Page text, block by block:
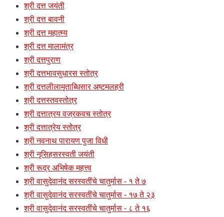
श्री दत्त जयंती
श्री दत्त बावनी
श्री दत्त महात्म्य
श्री दत्त मालामंत्र
श्री दत्तपुराण
श्री दत्तभावसुधारस स्तोत्र
श्री दत्तलीलामृताब्धिसार अष्टमलहरी
श्री दत्तस्तवस्तोत्र
श्री दत्तात्रय वज्रकवच स्तोत्र
श्री दत्तात्रेय स्तोत्र
श्री नवनाथ पारायण पुजा विधी
श्री नृसिहसरस्वती जयंती
श्री रूद्र अभिषेक महत्त्व
श्री वासुदेवानंद सरस्वतींचे चातुर्मास - १ ते ७
श्री वासुदेवानंद सरस्वतींचे चातुर्मास - १७ ते २३
श्री वासुदेवानंद सरस्वतींचे चातुर्मास - ८ ते १६